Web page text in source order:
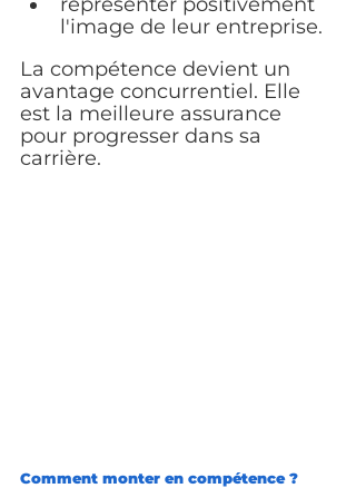
l'image de leur entreprise.
La compétence devient un
avantage concurrentiel. Elle
est la meilleure assurance
pour progresser dans sa
carrière.
Comment monter en compétence ?